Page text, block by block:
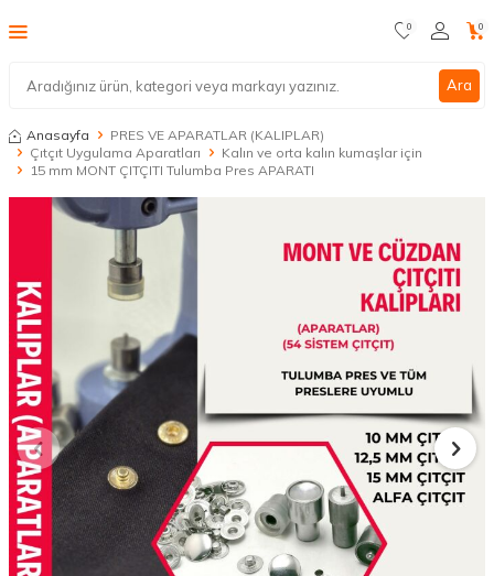
Ara
0 0
Anasayfa
PRES VE APARATLAR (KALIPLAR)
Çıtçıt Uygulama Aparatları
Kalın ve orta kalın kumaşlar için
15 mm MONT ÇITÇITI Tulumba Pres APARATI